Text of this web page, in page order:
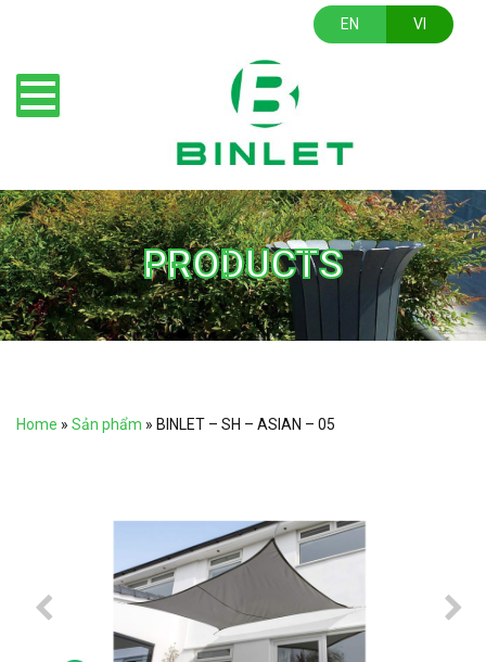
EN VI
PRODUCTS
Home » Sản phẩm » BINLET – SH – ASIAN – 05